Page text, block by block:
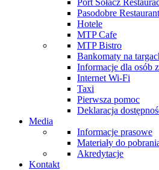
Port Sołacz
Pasodobre
Hotele
MTP Cafe
MTP Bistro
Bankomaty na
Informacje dla osób
Internet Wi-Fi
Taxi
Pierwsza pomoc
Deklaracja
Media
Informacje prasowe
Materiały do
Akredytacje
Kontakt